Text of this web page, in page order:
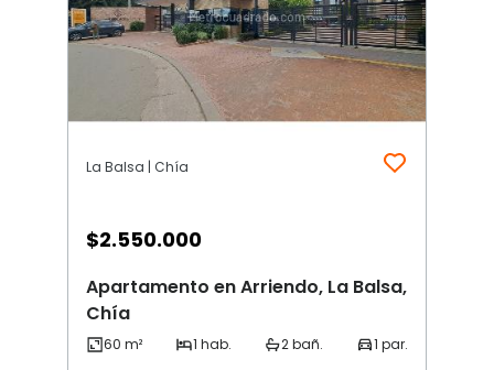
La Balsa | Chía
$2.550.000
Apartamento en Arriendo, La Balsa,
Chía